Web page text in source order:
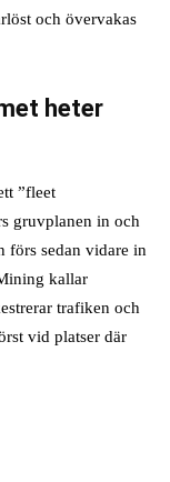
och övervakas
heter
”fleet
gruvplanen in och
förs sedan vidare in
kallar
trafiken och
vid platser där